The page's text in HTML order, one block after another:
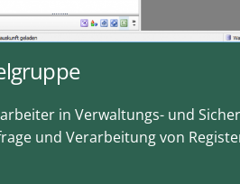
in Verwaltungs- und
und Verarbeitung von